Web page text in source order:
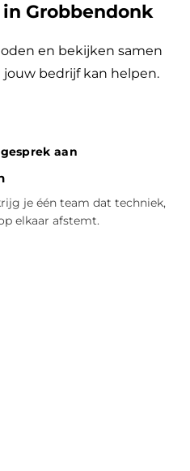
Grobbendonk
en bekijken samen
bedrijf kan helpen.
aan
je één team dat techniek,
elkaar afstemt.